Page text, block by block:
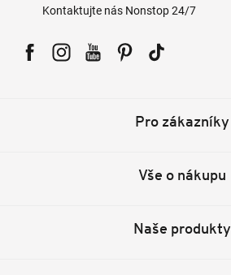
Kontaktujte nás Nonstop 24/7
Pro zákazníky
Vše o nákupu
Naše produkty